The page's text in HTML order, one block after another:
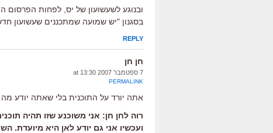
ובנוגע לשעשועון של יס, לפחות הפרסום
בסגנון "יש שמועה שמתכננים שעשועון
REPLY
חן חן
7 ספטמבר 2007 at 13:30
PERMALINK
אתה יורד על התוכנית בלי שאתה יודע מה
רוה לחן חן: אני משוכנע שזו תהיה
ועכשיו אני גם יודע לאן היא מיועדת.